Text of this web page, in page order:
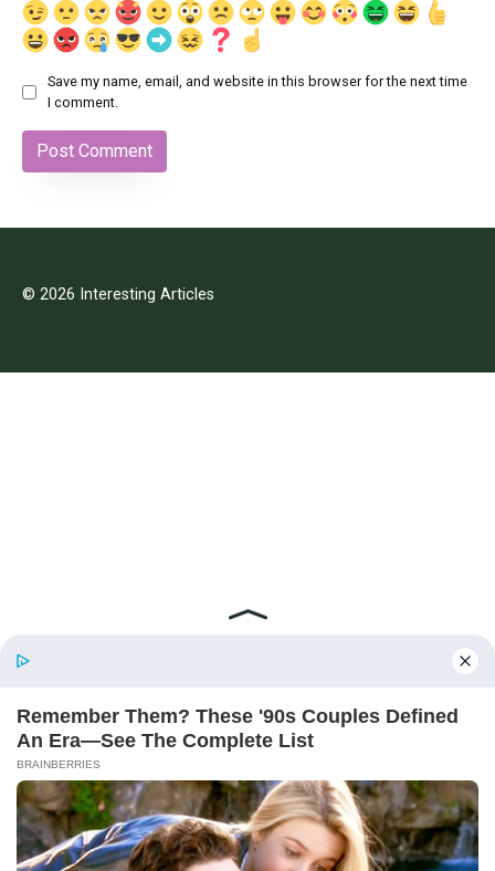
Save my name, email, and website in this browser for the next time
I comment.
© 2026 Interesting Articles